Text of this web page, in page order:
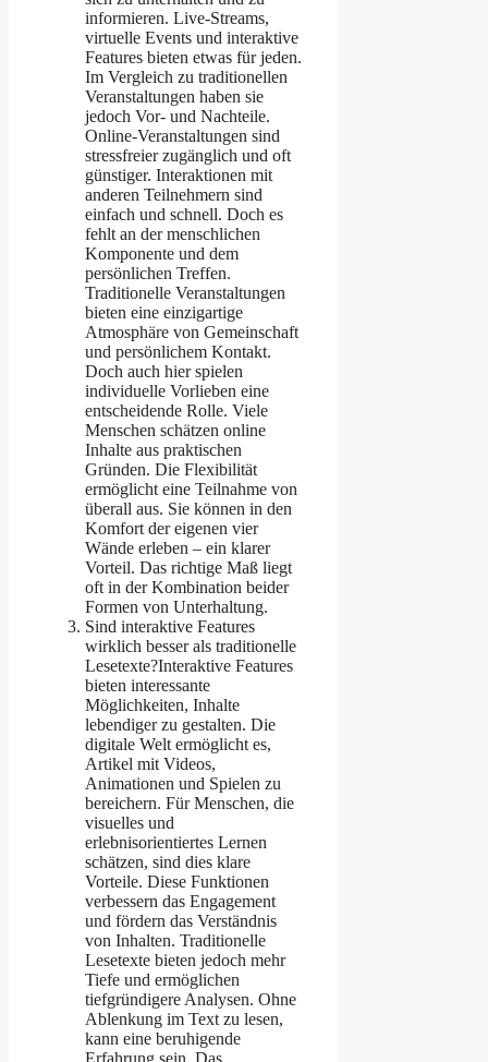
informieren. Live-Streams,
virtuelle Events und interaktive
Features bieten etwas für jeden.
Im Vergleich zu traditionellen
Veranstaltungen haben sie
jedoch Vor- und Nachteile.
Online-Veranstaltungen sind
stressfreier zugänglich und oft
günstiger. Interaktionen mit
anderen Teilnehmern sind
einfach und schnell. Doch es
fehlt an der menschlichen
Komponente und dem
persönlichen Treffen.
Traditionelle Veranstaltungen
bieten eine einzigartige
Atmosphäre von Gemeinschaft
und persönlichem Kontakt.
Doch auch hier spielen
individuelle Vorlieben eine
entscheidende Rolle. Viele
Menschen schätzen online
Inhalte aus praktischen
Gründen. Die Flexibilität
ermöglicht eine Teilnahme von
überall aus. Sie können in den
Komfort der eigenen vier
Wände erleben – ein klarer
Vorteil. Das richtige Maß liegt
oft in der Kombination beider
Formen von Unterhaltung.
Sind interaktive Features
wirklich besser als traditionelle
Lesetexte?Interaktive Features
bieten interessante
Möglichkeiten, Inhalte
lebendiger zu gestalten. Die
digitale Welt ermöglicht es,
Artikel mit Videos,
Animationen und Spielen zu
bereichern. Für Menschen, die
visuelles und
erlebnisorientiertes Lernen
schätzen, sind dies klare
Vorteile. Diese Funktionen
verbessern das Engagement
und fördern das Verständnis
von Inhalten. Traditionelle
Lesetexte bieten jedoch mehr
Tiefe und ermöglichen
tiefgründigere Analysen. Ohne
Ablenkung im Text zu lesen,
kann eine beruhigende